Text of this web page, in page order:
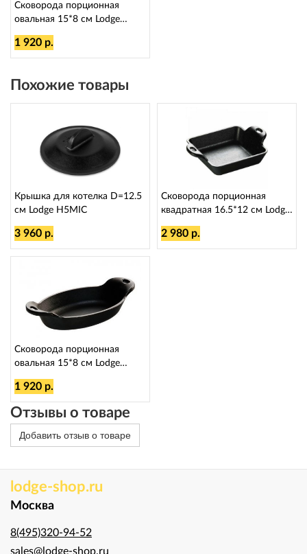
Сковорода порционная
овальная 15*8 см Lodge
LMSOV
1 920 р.
Похожие товары
Крышка для котелка D=12.5
см Lodge H5MIC
3 960 р.
Сковорода порционная
квадратная 16.5*12 см Lodge
HMSS
2 980 р.
Сковорода порционная
овальная 15*8 см Lodge
LMSOV
1 920 р.
Отзывы о товаре
Добавить отзыв о товаре
lodge-shop.ru
Москва
8(495)320-94-52
sales@lodge-shop.ru